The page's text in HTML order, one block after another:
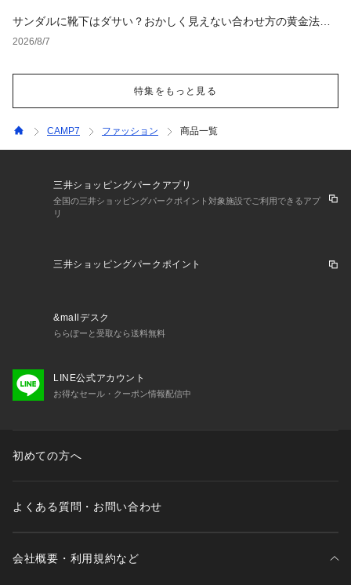
サンダルに靴下はダサい？おかしく見えない合わせ方の黄金法則
と男女別おすすめコーデ
2026/8/7
特集をもっと見る
CAMP7 ファッション 商品一覧
三井ショッピングパークアプリ
全国の三井ショッピングパークポイント対象施設でご利用できるアプ
リ
三井ショッピングパークポイント
&mallデスク
ららぽーと受取なら送料無料
LINE公式アカウント
お得なセール・クーポン情報配信中
初めての方へ
よくある質問・お問い合わせ
会社概要・利用規約など